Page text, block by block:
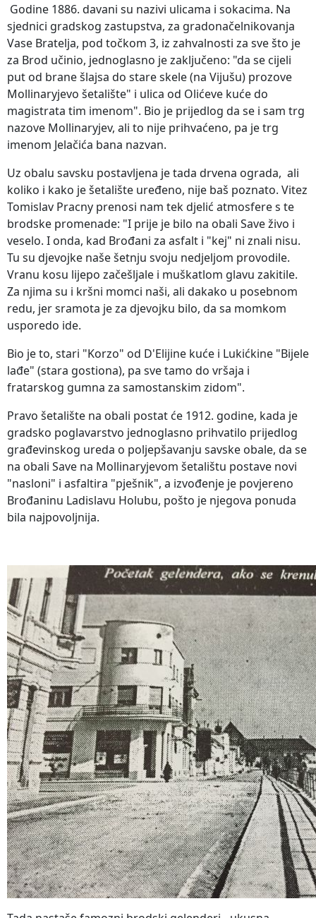
Godine 1886. davani su nazivi ulicama i sokacima. Na
sjednici gradskog zastupstva, za gradonačelnikovanja
Vase Bratelja, pod točkom 3, iz zahvalnosti za sve što je
za Brod učinio, jednoglasno je zaključeno: "da se cijeli
put od brane šlajsa do stare skele (na Vijušu) prozove
Mollinaryjevo šetalište" i ulica od Olićeve kuće do
magistrata tim imenom". Bio je prijedlog da se i sam trg
nazove Mollinaryjev, ali to nije prihvaćeno, pa je trg
imenom Jelačića bana nazvan.
Uz obalu savsku postavljena je tada drvena ograda, ali
koliko i kako je šetalište uređeno, nije baš poznato. Vitez
Tomislav Pracny prenosi nam tek djelić atmosfere s te
brodske promenade: "I prije je bilo na obali Save živo i
veselo. I onda, kad Brođani za asfalt i "kej" ni znali nisu.
Tu su djevojke naše šetnju svoju nedjeljom provodile.
Vranu kosu lijepo začešljale i muškatlom glavu zakitile.
Za njima su i kršni momci naši, ali dakako u posebnom
redu, jer sramota je za djevojku bilo, da sa momkom
usporedo ide.
Bio je to, stari "Korzo" od D'Elijine kuće i Lukićkine "Bijele
lađe" (stara gostiona), pa sve tamo do vršaja i
fratarskog gumna za samostanskim zidom".
Pravo šetalište na obali postat će 1912. godine, kada je
gradsko poglavarstvo jednoglasno prihvatilo prijedlog
građevinskog ureda o poljepšavanju savske obale, da se
na obali Save na Mollinaryjevom šetalištu postave novi
"nasloni" i asfaltira "pješnik", a izvođenje je povjereno
Brođaninu Ladislavu Holubu, pošto je njegova ponuda
bila najpovoljnija.